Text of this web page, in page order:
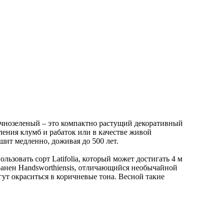
– это компактно растущий декоративный
клумб и рабаток или в качестве живой
медленно, доживая до 500 лет.
сорт Latifolia, который может достигать 4 м
Handsworthiensis, отличающийся необычайной
окраситься в коричневые тона. Весной такие